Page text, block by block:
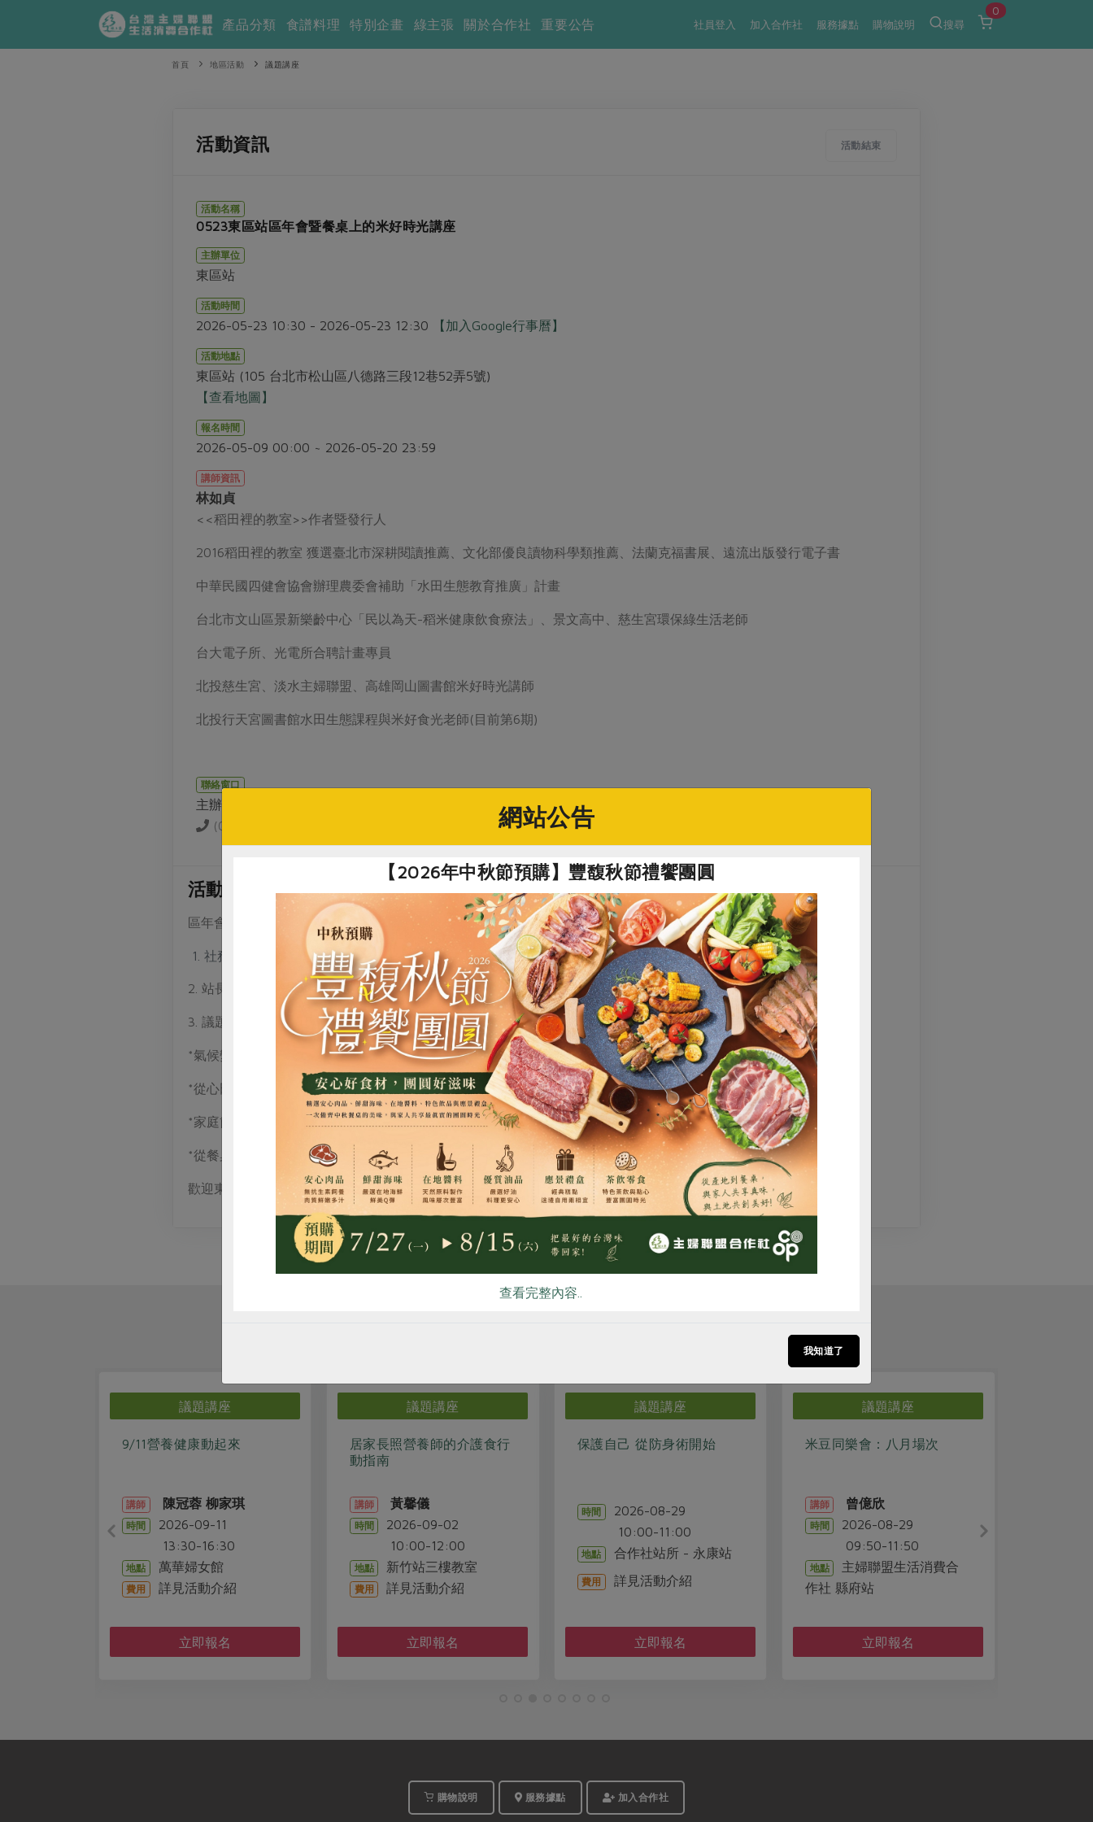
社員登入 加入合作社 服務據點 購物說明 搜尋
0
產品分類 食譜料理 特別企畫 綠主張 關於合作社 重要公告
首頁 地區活動 議題講座
活動結束
活動資訊
活動名稱
0523東區站區年會暨餐桌上的米好時光講座
主辦單位
東區站
活動時間
2026-05-23 10:30 - 2026-05-23 12:30 【加入Google行事曆】
活動地點
東區站 (105 台北市松山區八德路三段12巷52弄5號)
【查看地圖】
報名時間
2026-05-09 00:00 ~ 2026-05-20 23:59
講師資訊
林如貞
<<稻田裡的教室>>作者暨發行人
2016稻田裡的教室 獲選臺北市深耕閱讀推薦、文化部優良讀物科學類推薦、法蘭克福書展、遠流出版發行電子書
中華民國四健會協會辦理農委會補助「水田生態教育推廣」計畫
台北市文山區景新樂齡中心「民以為天-稻米健康飲食療法」、景文高中、慈生宮環保綠生活老師
台大電子所、光電所合聘計畫專員
北投慈生宮、淡水主婦聯盟、高雄岡山圖書館米好時光講師
北投行天宮圖書館水田生態課程與米好食光老師(目前第6期)
聯絡窗口
主辦單位
(02)2579-8996
活動介紹
區年會流程
社務報告
2. 站長業務報告
3. 議題講座: 餐桌上的米好時光
*氣候變遷調適與因應 大自然解方與行為改變
*從心田開始改變到稻田 假日農夫的自然農法
*家庭簡易米食 DIY 示範
*從餐桌開始環保綠生活
歡迎東區站的社員踴躍參與站所年度活動，大家一起相見歡，見見彼此聊聊天。
議題講座
9/11營養健康動起來
講師 陳冠蓉 柳家琪
時間
2026-09-11
13:30-16:30
地點 萬華婦女館
費用 詳見活動介紹
立即報名
議題講座
居家長照營養師的介護食行
動指南
講師 黃馨儀
時間
2026-09-02
10:00-12:00
地點 新竹站三樓教室
費用 詳見活動介紹
立即報名
議題講座
保護自己 從防身術開始
時間
2026-08-29
10:00-11:00
地點 合作社站所 - 永康站
費用 詳見活動介紹
立即報名
議題講座
米豆同樂會：八月場次
講師 曾億欣
時間
2026-08-29
09:50-11:50
地點
主婦聯盟生活消費合
作社 縣府站
立即報名
購物說明 服務據點 加入合作社
惜食 RPET 食譜 減硝酸鹽 雞蛋 食安 共同購買
網站公告
【2026年中秋節預購】豐馥秋節禮饗團圓
查看完整內容..
我知道了